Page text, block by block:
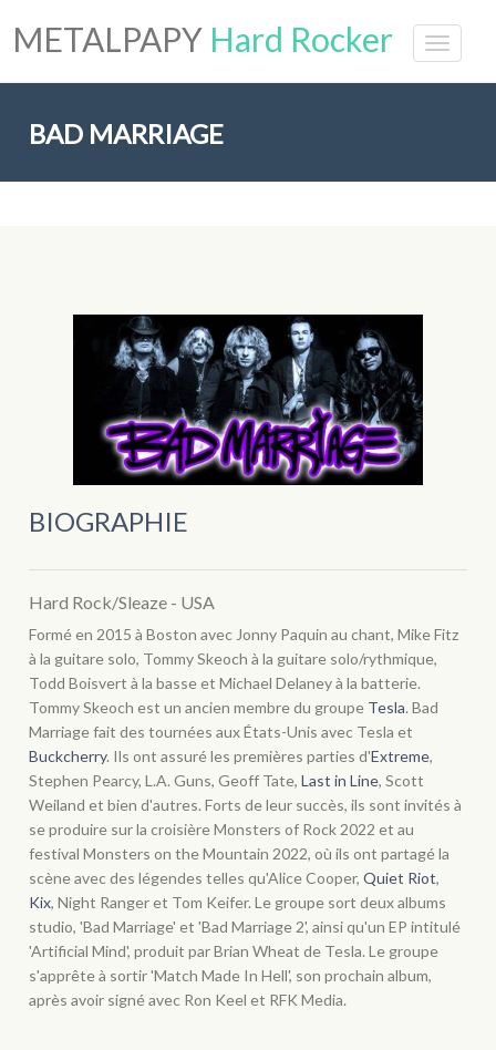
METALPAPY Hard Rocker
BAD MARRIAGE
BIOGRAPHIE
Hard Rock/Sleaze - USA
Formé en 2015 à Boston avec Jonny Paquin au chant, Mike Fitz
à la guitare solo, Tommy Skeoch à la guitare solo/rythmique,
Todd Boisvert à la basse et Michael Delaney à la batterie.
Tommy Skeoch est un ancien membre du groupe Tesla. Bad
Marriage fait des tournées aux États-Unis avec Tesla et
Buckcherry. Ils ont assuré les premières parties d'Extreme,
Stephen Pearcy, L.A. Guns, Geoff Tate,Last in Line, Scott
Weiland et bien d'autres. Forts de leur succès, ils sont invités à
se produire sur la croisière Monsters of Rock 2022 et au
festival Monsters on the Mountain 2022, où ils ont partagé la
scène avec des légendes telles qu'Alice Cooper,Quiet Riot,
Kix, Night Ranger et Tom Keifer. Le groupe sort deux albums
studio, 'Bad Marriage' et 'Bad Marriage 2', ainsi qu'un EP intitulé
'Artificial Mind', produit par Brian Wheat de Tesla. Le groupe
s'apprête à sortir 'Match Made In Hell', son prochain album,
après avoir signé avec Ron Keel et RFK Media.